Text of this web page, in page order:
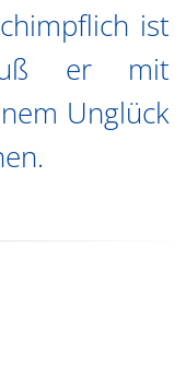
ist
er mit
Unglück